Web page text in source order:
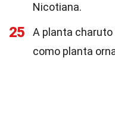
Nicotiana.
25
A planta
como planta